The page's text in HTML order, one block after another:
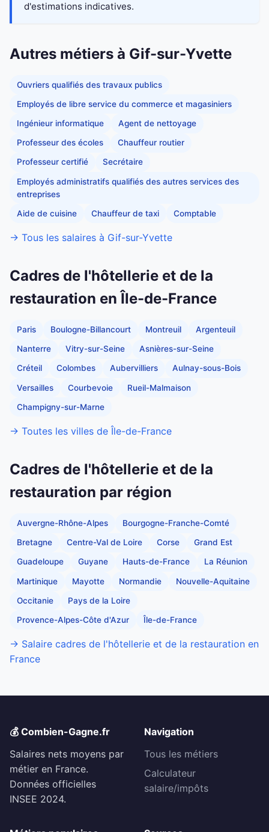
d'estimations indicatives.
Autres métiers à Gif-sur-Yvette
Ouvriers qualifiés des travaux publics
Employés de libre service du commerce et magasiniers
Ingénieur informatique Agent de nettoyage
Professeur des écoles Chauffeur routier
Professeur certifié Secrétaire
Employés administratifs qualifiés des autres services des
entreprises
Aide de cuisine Chauffeur de taxi Comptable
→ Tous les salaires à Gif-sur-Yvette
Cadres de l'hôtellerie et de la
restauration en Île-de-France
Paris Boulogne-Billancourt Montreuil Argenteuil
Nanterre Vitry-sur-Seine Asnières-sur-Seine
Créteil Colombes Aubervilliers Aulnay-sous-Bois
Versailles Courbevoie Rueil-Malmaison
Champigny-sur-Marne
→ Toutes les villes de Île-de-France
Cadres de l'hôtellerie et de la
restauration par région
Auvergne-Rhône-Alpes Bourgogne-Franche-Comté
Bretagne Centre-Val de Loire Corse Grand Est
Guadeloupe Guyane Hauts-de-France La Réunion
Martinique Mayotte Normandie Nouvelle-Aquitaine
Occitanie Pays de la Loire
Provence-Alpes-Côte d'Azur Île-de-France
→ Salaire cadres de l'hôtellerie et de la restauration en
France
💰 Combien-Gagne.fr
Salaires nets moyens par
métier en France.
Données officielles
INSEE 2024.
Navigation
Tous les métiers
Calculateur
salaire/impôts